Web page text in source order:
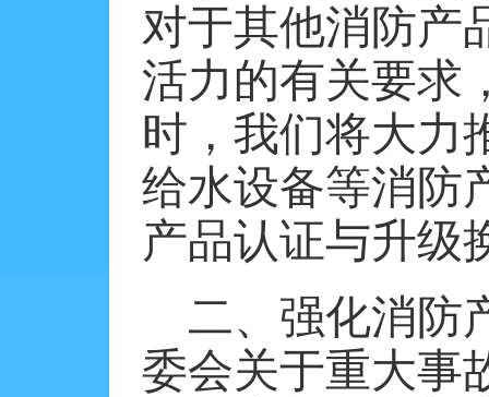
对于其他消防产
活力的有关要求
时，我们将大力
给水设备等消防
产品认证与升级
二、强化消防
委会关于重大事